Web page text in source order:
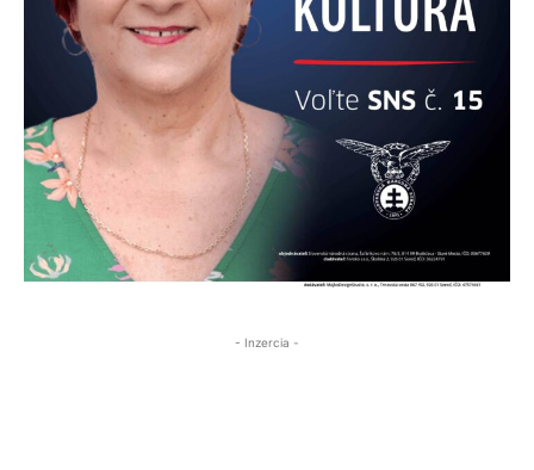
- Inzercia -